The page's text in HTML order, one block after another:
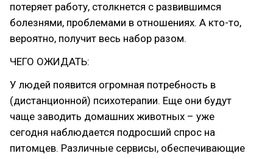
потеряет работу, столкнется с развившимся
болезнями, проблемами в отношениях. А кто-то,
вероятно, получит весь набор разом.
ЧЕГО ОЖИДАТЬ:
У людей появится огромная потребность в
(дистанционной) психотерапии. Еще они будут
чаще заводить домашних животных – уже
сегодня наблюдается подросший спрос на
питомцев. Различные сервисы, обеспечивающие